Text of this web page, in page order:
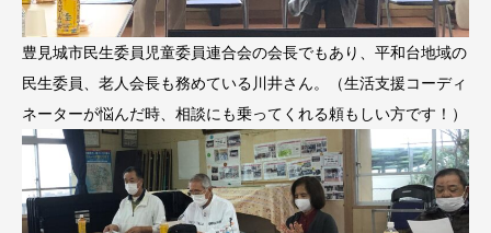
豊見城市民生委員児童委員連合会の会長でもあり、平和台地域の
民生委員、老人会長も務めている川井さん。（生活支援コーディ
ネーターが悩んだ時、相談にも乗ってくれる頼もしい方です！）